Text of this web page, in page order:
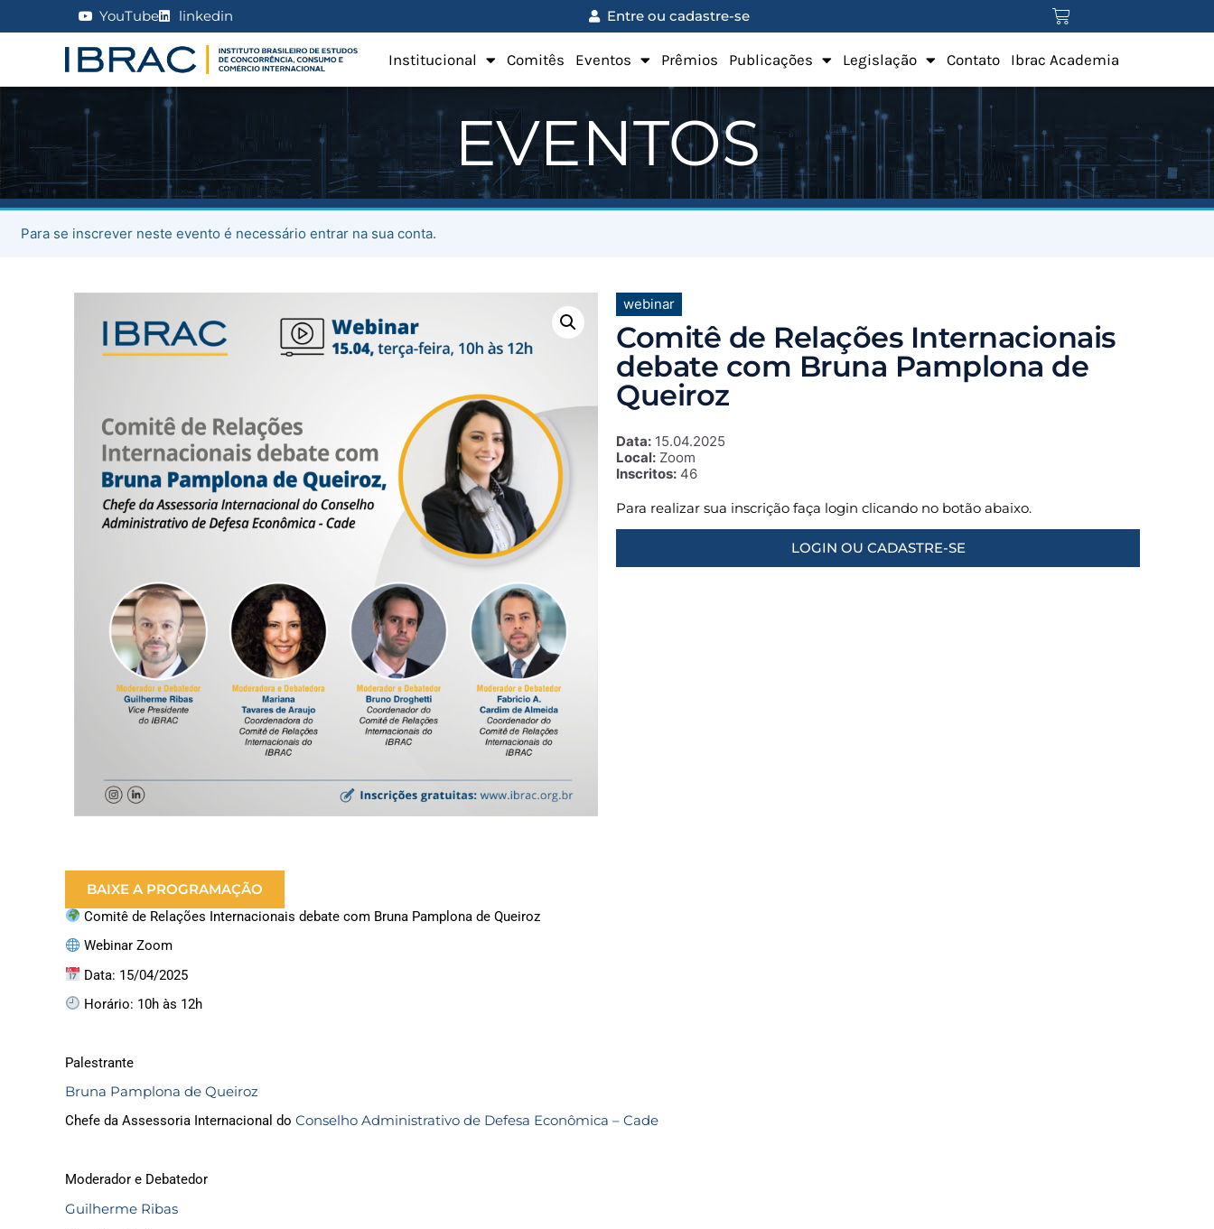
YouTube linkedin Entre ou cadastre-se
Institucional Comitês Eventos Prêmios Publicações Legislação Contato Ibrac Academia
EVENTOS
Para se inscrever neste evento é necessário entrar na sua conta.
webinar
Comitê de Relações Internacionais
debate com Bruna Pamplona de
Queiroz
Data: 15.04.2025
Local: Zoom
Inscritos: 46
Para realizar sua inscrição faça login clicando no botão abaixo.
LOGIN OU CADASTRE-SE
BAIXE A PROGRAMAÇÃO
Comitê de Relações Internacionais debate com Bruna Pamplona de Queiroz
Webinar Zoom
Data: 15/04/2025
Horário: 10h às 12h
Palestrante
Bruna Pamplona de Queiroz
Chefe da Assessoria Internacional do Conselho Administrativo de Defesa Econômica – Cade
Moderador e Debatedor
Guilherme Ribas